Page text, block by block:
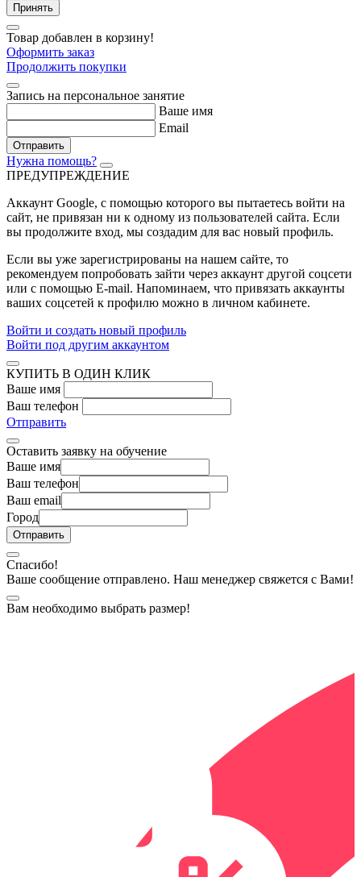
Принять
Товар добавлен в корзину!
Оформить заказ
Продолжить покупки
Запись на персональное занятие
Ваше имя
Email
Отправить
Нужна помощь?
ПРЕДУПРЕЖДЕНИЕ
Аккаунт Google, с помощью которого вы пытаетесь войти на
сайт, не привязан ни к одному из пользователей сайта. Если
вы продолжите вход, мы создадим для вас новый профиль.
Если вы уже зарегистрированы на нашем сайте, то
рекомендуем попробовать зайти через аккаунт другой соцсети
или с помощью E-mail. Напоминаем, что привязать аккаунты
ваших соцсетей к профилю можно в личном кабинете.
Войти и создать новый профиль
Войти под другим аккаунтом
КУПИТЬ В ОДИН КЛИК
Ваше имя
Ваш телефон
Отправить
Оставить заявку на обучение
Ваше имя
Ваш телефон
Ваш email
Город
Спасибо!
Ваше сообщение отправлено. Наш менеджер свяжется с Вами!
Вам необходимо выбрать размер!